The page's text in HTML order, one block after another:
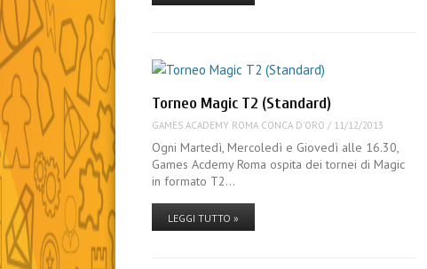
Torneo Magic T2 (Standard)
GAMES ACADEMY ROMA CONCA D'ORO / 11/12/2013
Ogni Martedì, Mercoledì e Giovedì alle 16.30,
Games Acdemy Roma ospita dei tornei di Magic
in formato T2…
LEGGI TUTTO »